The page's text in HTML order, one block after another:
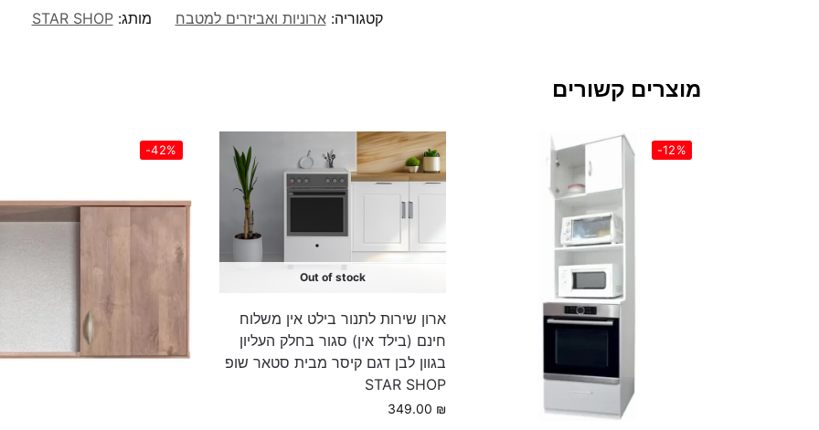
קטגוריה:ארוניות ואביזרים למטבח מותג:STAR SHOP
מוצרים קשורים
-12%
Out of stock
ארון שירות לתנור בילט אין משלוח
חינם (בילד אין) סגור בחלק העליון
בגוון לבן דגם קיסר מבית סטאר שופ
STAR SHOP
349.00 ₪
-42%